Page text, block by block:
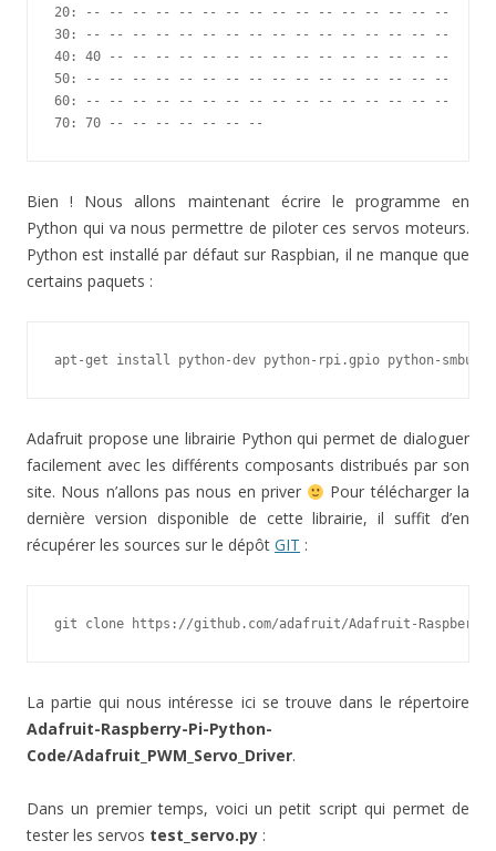
20: -- -- -- -- -- -- -- -- -- -- -- -- -- -- -- --
30: -- -- -- -- -- -- -- -- -- -- -- -- -- -- -- --
40: 40 -- -- -- -- -- -- -- -- -- -- -- -- -- -- --
50: -- -- -- -- -- -- -- -- -- -- -- -- -- -- -- --
60: -- -- -- -- -- -- -- -- -- -- -- -- -- -- -- --
70: 70 -- -- -- -- -- -- --
Bien ! Nous allons maintenant écrire le programme en
Python qui va nous permettre de piloter ces servos moteurs.
Python est installé par défaut sur Raspbian, il ne manque que
certains paquets :
apt-get install python-dev python-rpi.gpio python-smbus
Adafruit propose une librairie Python qui permet de dialoguer
facilement avec les différents composants distribués par son
site. Nous n’allons pas nous en priver
Pour télécharger la
dernière version disponible de cette librairie, il suffit d’en
récupérer les sources sur le dépôt GIT :
git clone https://github.com/adafruit/Adafruit-Raspberry-
La partie qui nous intéresse ici se trouve dans le répertoire
Adafruit-Raspberry-Pi-Python-
Code/Adafruit_PWM_Servo_Driver.
Dans un premier temps, voici un petit script qui permet de
tester les servos test_servo.py :